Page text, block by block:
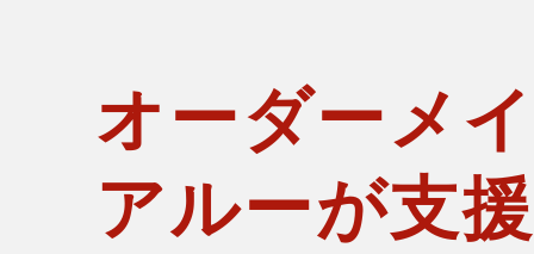
オーダーメ
アルーが支援